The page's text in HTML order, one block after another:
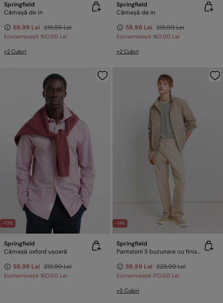
Springfield
Cămașă de in
59,99 Lei 219,99 Lei
Economisești 160,00 Lei
+2 Culori
Springfield
Cămașă de in
59,99 Lei 219,99 Lei
Economisești 160,00 Lei
+2 Culori
-73%
Springfield
Cămașă oxford ușoară
59,99 Lei 219,99 Lei
Economisești 160,00 Lei
-74%
Springfield
Pantaloni 5 buzunare cu finisaj spălat straight fit
59,99 Lei 229,99 Lei
Economisești 170,00 Lei
+3 Culori